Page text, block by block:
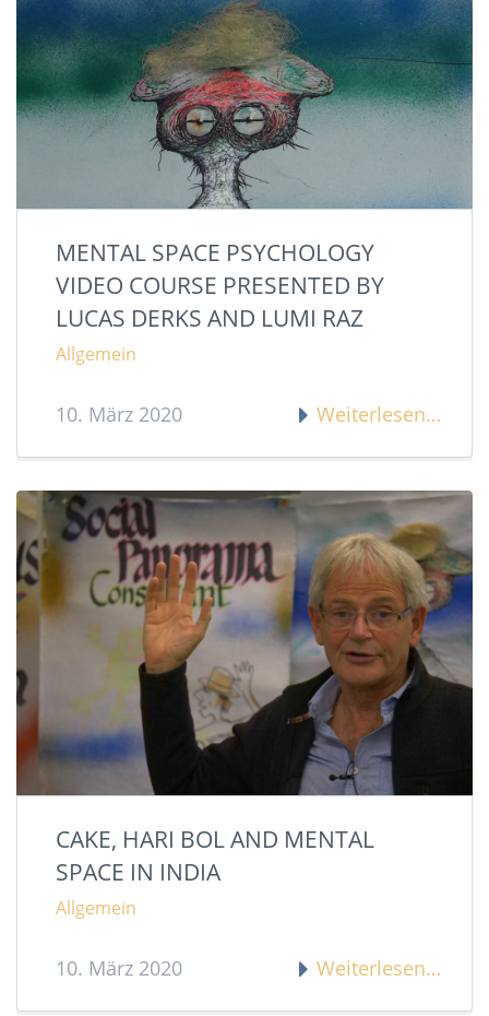
MENTAL SPACE PSYCHOLOGY
VIDEO COURSE PRESENTED BY
LUCAS DERKS AND LUMI RAZ
Allgemein
10. März 2020 Weiterlesen…
CAKE, HARI BOL AND MENTAL
SPACE IN INDIA
Allgemein
10. März 2020 Weiterlesen…